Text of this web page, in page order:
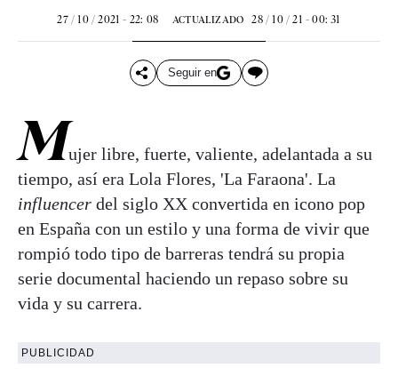
27 / 10 / 2021 - 22: 08 ACTUALIZADO 28 / 10 / 21 - 00: 31
Seguir en
Mujer libre, fuerte, valiente, adelantada a su
tiempo, así era Lola Flores, 'La Faraona'. La
influencer del siglo XX convertida en icono pop
en España con un estilo y una forma de vivir que
rompió todo tipo de barreras tendrá su propia
serie documental haciendo un repaso sobre su
vida y su carrera.
PUBLICIDAD